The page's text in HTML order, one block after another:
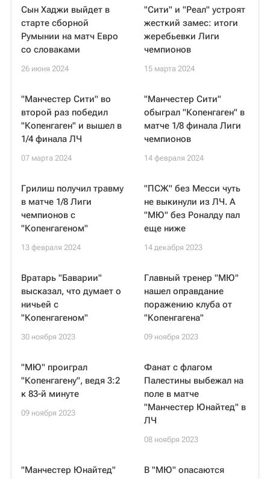
Сын Хаджи выйдет в
старте сборной
Румынии на матч Евро
со словаками
26 июня 2024
"Сити" и "Реал" устроят
жесткий замес: итоги
жеребьевки Лиги
чемпионов
15 марта 2024
"Манчестер Сити" во
второй раз победил
"Копенгаген" и вышел в
1/4 финала ЛЧ
07 марта 2024
"Манчестер Сити"
обыграл "Копенгаген" в
матче 1/8 финала Лиги
чемпионов
14 февраля 2024
Грилиш получил травму
в матче 1/8 Лиги
чемпионов с
"Копенгагеном"
13 февраля 2024
"ПСЖ" без Месси чуть
не выкинули из ЛЧ. А
"МЮ" без Роналду пал
еще ниже
14 декабря 2023
Вратарь "Баварии"
высказал, что думает о
ничьей с
"Копенгагеном"
30 ноября 2023
Главный тренер "МЮ"
нашел оправдание
поражению клуба от
"Копенгагена"
09 ноября 2023
"МЮ" проиграл
"Копенгагену", ведя 3:2
к 83-й минуте
09 ноября 2023
Фанат с флагом
Палестины выбежал на
поле в матче
"Манчестер Юнайтед" в
ЛЧ
08 ноября 2023
"Манчестер Юнайтед"
В "МЮ" опасаются